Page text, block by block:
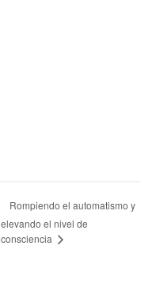
Rompiendo el automatismo y
elevando el nivel de
consciencia